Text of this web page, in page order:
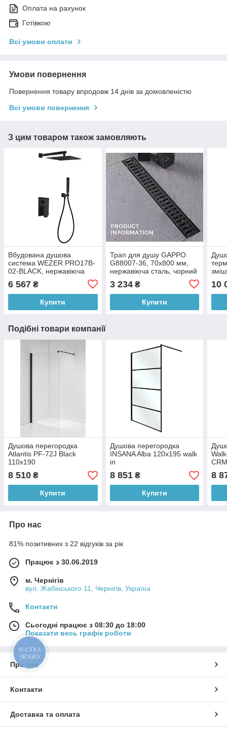
Оплата на рахунок
Готівкою
Всі умови оплати
Умови повернення
Повернення товару впродовж 14 днів за домовленістю
Всі умови повернення
З цим товаром також замовляють
Вбудована душова
система WEZER PRO17B-
02-BLACK, нержавіюча
6 567 ₴
Купити
Трап для душу GAPPO
G88007-36, 70х800 мм,
нержавіюча сталь, чорний
3 234₴
Купити
10
Подібні товари компанії
Душова перегородка
Atlantis PF-72J Black
110х190
8 510 ₴
Купити
Душова перегородка
INSANA Alba 120х195 walk
in
8 851₴
Купити
8
Про нас
81% позитивних з 22 відгуків за рік
Працює з 30.06.2019
м. Чернігів
вул. Жабінського 11, Чернігів, Україна
Контакти
Сьогодні працює з 08:30 до 18:00
Показати весь графік роботи
Про нас
Контакти
Доставка та оплата
КНОПКА
ЗВ'ЯЗКУ